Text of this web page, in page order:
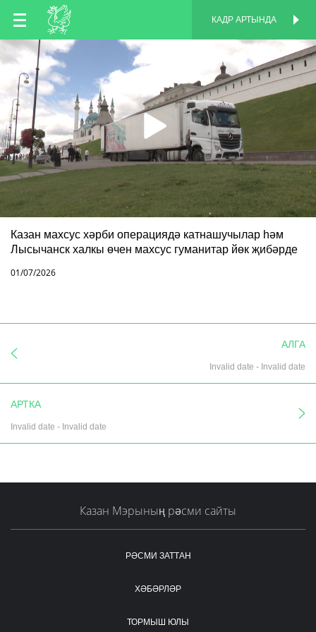
TT
RU
КАДР АРТЫНДА
Казан махсус хәрби операциядә катнашучылар һәм
Лысычанск халкы өчен махсус гуманитар йөк җибәрде
01/07/2026
АЛГА
Invalid date - Invalid date
АРТКА
Invalid date - Invalid date
Казан Мэрының рәсми сайты
РӘСМИ ЗАТТАН
ХӘБӘРЛӘР
ТОРМЫШ ЮЛЫ
КАДР АРТЫНДА